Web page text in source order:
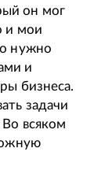
он мог
и мои
нужно
и
бизнеса.
задачи
всяком